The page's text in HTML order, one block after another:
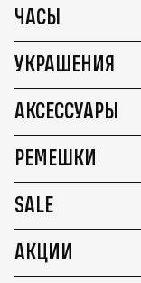
ЧАСЫ
УКРАШЕНИЯ
АКСЕССУАРЫ
РЕМЕШКИ
SALE
АКЦИИ